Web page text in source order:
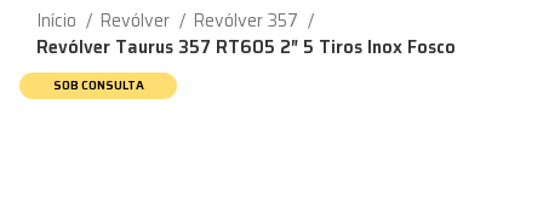
Início Revólver
Revólver 357
Revólver Taurus 357 RT605 2″ 5 Tiros Inox Fosco
SOB CONSULTA